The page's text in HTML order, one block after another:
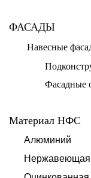
ФАСАДЫ
Навесные
Фасадные
Материал НФС
Алюминий
Нержавеющая